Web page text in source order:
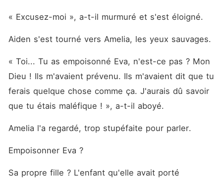
« Excusez-moi », a-t-il murmuré et s'est éloigné.
Aiden s'est tourné vers Amelia, les yeux sauvages.
« Toi... Tu as empoisonné Eva, n'est-ce pas ? Mon
Dieu ! Ils m'avaient prévenu. Ils m'avaient dit que tu
ferais quelque chose comme ça. J'aurais dû savoir
que tu étais maléfique ! », a-t-il aboyé.
Amelia l'a regardé, trop stupéfaite pour parler.
Empoisonner Eva ?
Sa propre fille ? L'enfant qu'elle avait porté